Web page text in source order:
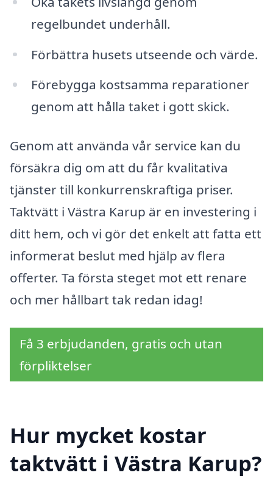
regelbundet underhåll.
Förbättra husets utseende och värde.
Förebygga kostsamma reparationer
genom att hålla taket i gott skick.
Genom att använda vår service kan du
försäkra dig om att du får kvalitativa
tjänster till konkurrenskraftiga priser.
Taktvätt i Västra Karup är en investering i
ditt hem, och vi gör det enkelt att fatta ett
informerat beslut med hjälp av flera
offerter. Ta första steget mot ett renare
och mer hållbart tak redan idag!
Få 3 erbjudanden, gratis och utan
förpliktelser
Hur mycket kostar
taktvätt i Västra Karup?